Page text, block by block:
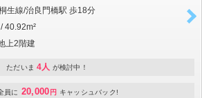
生線/治良門橋駅 歩18分
40.92m²
上2階建
ただいま 4人 が検討中！
員に 20,000 円 キャッシュバック!